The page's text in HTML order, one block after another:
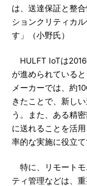
は、送達保証と整
ションクリティカ
す」（小野氏）
HULFT IoTは
が進められている
メーカーでは、約
きたことで、新し
う。また、ある精
に送れることを活
率的な実施に役立て
特に、リモートモ
ティ管理などは、